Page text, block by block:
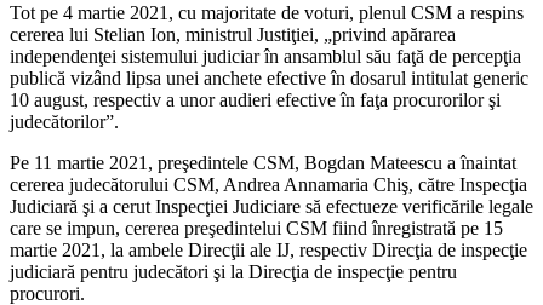
Tot pe 4 martie 2021, cu majoritate de voturi, plenul CSM a respins
cererea lui Stelian Ion, ministrul Justiţiei, „privind apărarea
independenţei sistemului judiciar în ansamblul său faţă de percepţia
publică vizând lipsa unei anchete efective în dosarul intitulat generic
10 august, respectiv a unor audieri efective în faţa procurorilor şi
judecătorilor”.
Pe 11 martie 2021, preşedintele CSM, Bogdan Mateescu a înaintat
cererea judecătorului CSM, Andrea Annamaria Chiş, către Inspecţia
Judiciară şi a cerut Inspecţiei Judiciare să efectueze verificările legale
care se impun, cererea preşedintelui CSM fiind înregistrată pe 15
martie 2021, la ambele Direcţii ale IJ, respectiv Direcţia de inspecţie
judiciară pentru judecători şi la Direcţia de inspecţie pentru
procurori.